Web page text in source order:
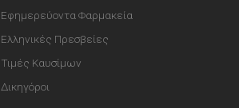
Εφημερεύοντα Φαρμακεία
Ελληνικές Πρεσβείες
Τιμές Καυσίμων
Δικηγόροι